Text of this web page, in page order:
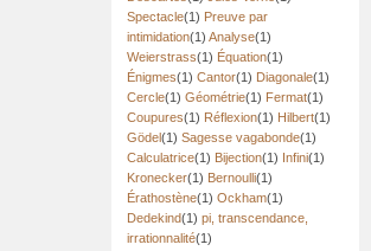
Spectacle(1) Preuve par
intimidation(1) Analyse(1)
Weierstrass(1) Équation(1)
Énigmes(1) Cantor(1) Diagonale(1)
Cercle(1) Géométrie(1) Fermat(1)
Coupures(1) Réflexion(1) Hilbert(1)
Gödel(1) Sagesse vagabonde(1)
Calculatrice(1) Bijection(1) Infini(1)
Kronecker(1) Bernoulli(1)
Érathostène(1) Ockham(1)
Dedekind(1) pi, transcendance,
irrationnalité(1)